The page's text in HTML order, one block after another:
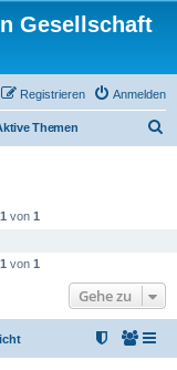
Gesellschaft
Anmelden
Registrieren
Themen
1 von 1
1 von 1
Gehe zu